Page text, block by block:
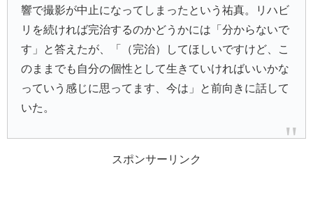
響で撮影が中止になってしまったという祐真。リハビ
リを続ければ完治するのかどうかには「分からないで
す」と答えたが、「（完治）してほしいですけど、こ
のままでも自分の個性として生きていければいいかな
っていう感じに思ってます、今は」と前向きに話して
いた。
スポンサーリンク